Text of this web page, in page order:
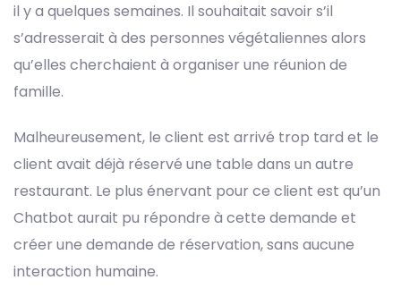
il y a quelques semaines. Il souhaitait savoir s’il
s’adresserait à des personnes végétaliennes alors
qu’elles cherchaient à organiser une réunion de
famille.
Malheureusement, le client est arrivé trop tard et le
client avait déjà réservé une table dans un autre
restaurant. Le plus énervant pour ce client est qu’un
Chatbot aurait pu répondre à cette demande et
créer une demande de réservation, sans aucune
interaction humaine.